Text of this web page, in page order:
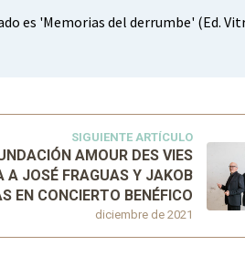
es 'Memorias del derrumbe' (Ed.
SIGUIENTE ARTÍCULO
diciembre de 2021
AMOUR DES VIES
A JOSÉ FRAGUAS Y JAKOB
EN CONCIERTO BENÉFICO